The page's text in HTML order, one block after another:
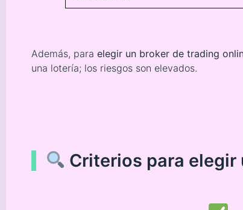
Además, para elegir un broker de trading
una lotería; los riesgos son elevados.
Criterios para elegir